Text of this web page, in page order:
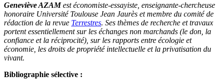
Geneviève AZAMest économiste-essayiste, enseignante-chercheuse
honoraire Université Toulouse Jean Jaurès et membre du comité de
rédaction de la revue Terrestres. Ses thèmes de recherche et travaux
portent essentiellement sur les échanges non marchands (le don, la
confiance et la réciprocité), sur les rapports entre écologie et
économie, les droits de propriété intellectuelle et la privatisation du
vivant.
Bibliographie sélective :